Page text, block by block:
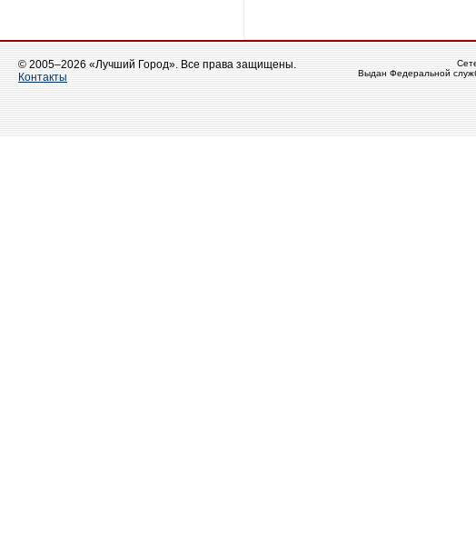
© 2005–2026 «Лучший Город». Все права защищены.
Контакты
Выдан Федеральной